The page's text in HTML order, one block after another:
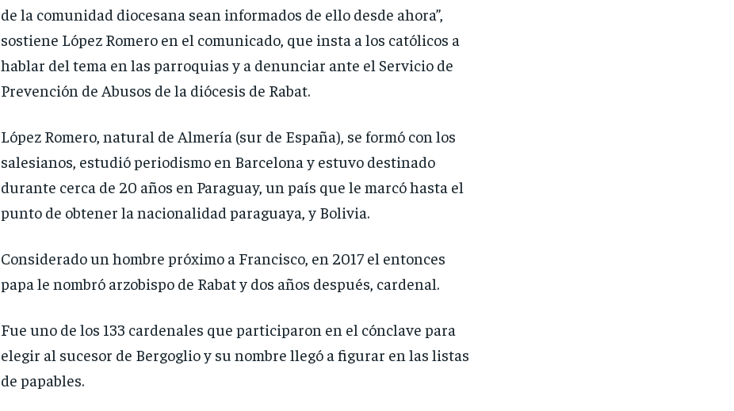
de la comunidad diocesana sean informados de ello desde ahora”,
sostiene López Romero en el comunicado, que insta a los católicos a
hablar del tema en las parroquias y a denunciar ante el Servicio de
Prevención de Abusos de la diócesis de Rabat.
López Romero, natural de Almería (sur de España), se formó con los
salesianos, estudió periodismo en Barcelona y estuvo destinado
durante cerca de 20 años en Paraguay, un país que le marcó hasta el
punto de obtener la nacionalidad paraguaya, y Bolivia.
Considerado un hombre próximo a Francisco, en 2017 el entonces
papa le nombró arzobispo de Rabat y dos años después, cardenal.
Fue uno de los 133 cardenales que participaron en el cónclave para
elegir al sucesor de Bergoglio y su nombre llegó a figurar en las listas
de papables.